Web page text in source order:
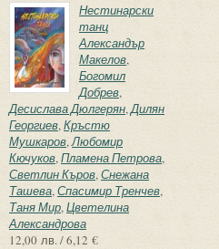
Нестинарски
танц
Александър
Макелов,
Богомил
Добрев,
Десислава Дюлгерян,Дилян
Георгиев,Кръстю
Мушкаров,Любомир
Кючуков,Пламена Петрова,
Светлин Къров,Снежана
Ташева,Спасимир Тренчев,
Таня Мир,Цветелина
Александрова
12,00 лв. / 6,12 €